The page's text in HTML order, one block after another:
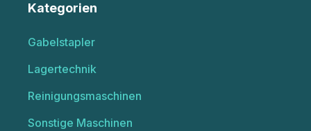
Kategorien
Gabelstapler
Lagertechnik
Reinigungsmaschinen
Sonstige Maschinen